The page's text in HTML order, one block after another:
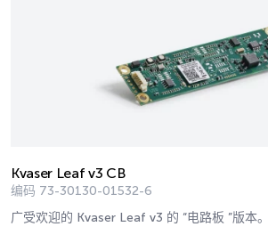
Kvaser Leaf v3 CB
编码 73-30130-01532-6
广受欢迎的 Kvaser Leaf v3 的 “电路板 ”版本。